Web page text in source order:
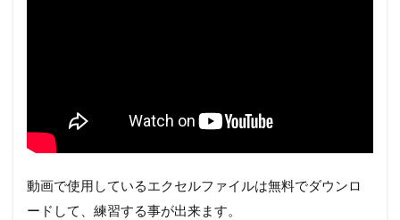
動画で使用しているエクセルファイルは無料でダウンロ
ードして、練習する事が出来ます。